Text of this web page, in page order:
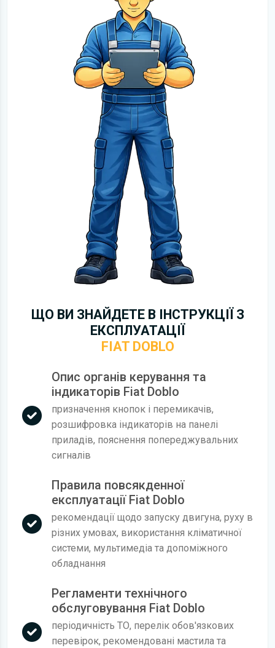
ЩО ВИ ЗНАЙДЕТЕ В ІНСТРУКЦІЇ З
ЕКСПЛУАТАЦІЇ
FIAT DOBLO
Опис органів керування та
індикаторів Fiat Doblo
призначення кнопок і перемикачів,
розшифровка індикаторів на панелі
приладів, пояснення попереджувальних
сигналів
Правила повсякденної
експлуатації Fiat Doblo
рекомендації щодо запуску двигуна, руху в
різних умовах, використання кліматичної
системи, мультимедіа та допоміжного
обладнання
Регламенти технічного
обслуговування Fiat Doblo
періодичність ТО, перелік обов'язкових
перевірок, рекомендовані мастила та